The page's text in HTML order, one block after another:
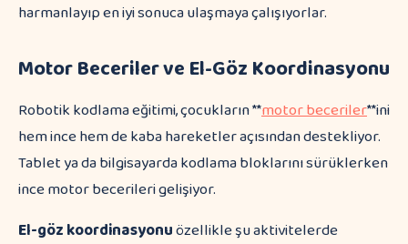
harmanlayıp en iyi sonuca ulaşmaya çalışıyorlar.
Motor Beceriler ve El-Göz Koordinasyonu
Robotik kodlama eğitimi, çocukların **motor beceriler**ini
hem ince hem de kaba hareketler açısından destekliyor.
Tablet ya da bilgisayarda kodlama bloklarını sürüklerken
ince motor becerileri gelişiyor.
El-göz koordinasyonuözellikle şu aktivitelerde